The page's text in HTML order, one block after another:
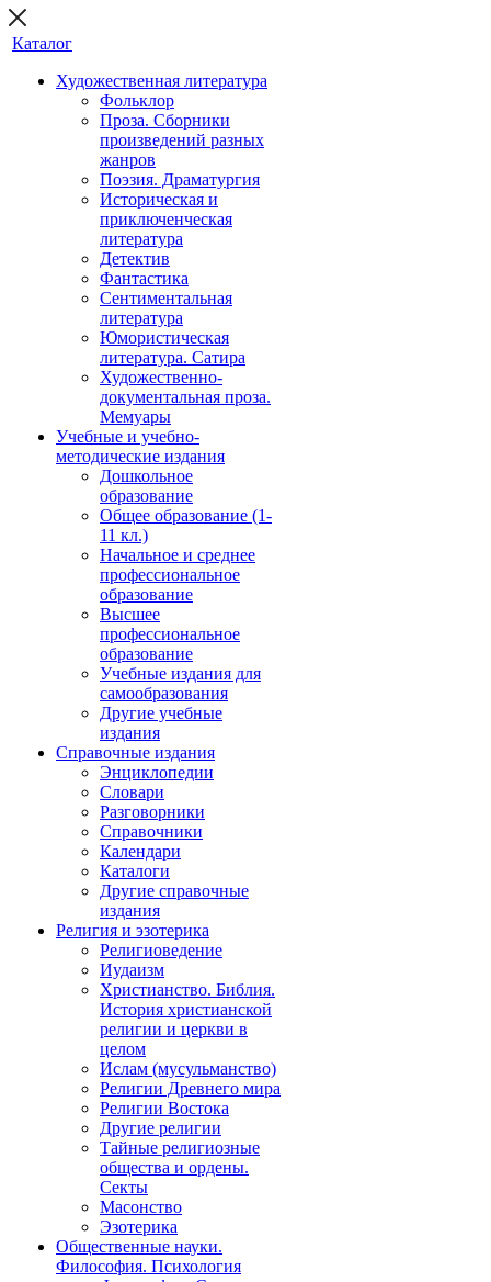
Каталог
Художественная литература
Фольклор
Проза. Сборники
произведений разных
жанров
Поэзия. Драматургия
Историческая и
приключенческая
литература
Детектив
Фантастика
Сентиментальная
литература
Юмористическая
литература. Сатира
Художественно-
документальная проза.
Мемуары
Учебные и учебно-
методические издания
Дошкольное
образование
Общее образование (1-
11 кл.)
Начальное и среднее
профессиональное
образование
Высшее
профессиональное
образование
Учебные издания для
самообразования
Другие учебные
издания
Справочные издания
Энциклопедии
Словари
Разговорники
Справочники
Календари
Каталоги
Другие справочные
издания
Религия и эзотерика
Религиоведение
Иудаизм
Христианство. Библия.
История христианской
религии и церкви в
целом
Ислам (мусульманство)
Религии Древнего мира
Религии Востока
Другие религии
Тайные религиозные
общества и ордены.
Секты
Масонство
Эзотерика
Общественные науки.
Философия. Психология